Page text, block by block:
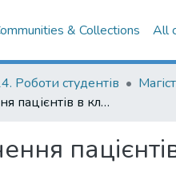
& Collections All
Роботи студентів
Залучення пацієнтів в клінічні дослідження в Україні